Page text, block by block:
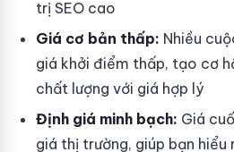
trị SEO cao
Giá cơ bản thấp: Nhiều
giá khởi điểm thấp, tạo cơ
chất lượng với giá hợp lý
Định giá minh bạch: Giá
giá thị trường, giúp bạn